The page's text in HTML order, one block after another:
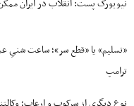
نیویورک پست: انقلاب در ایران
«تسلیم» یا «قطع سر»؛ ساعت شنیِ
ترامپ